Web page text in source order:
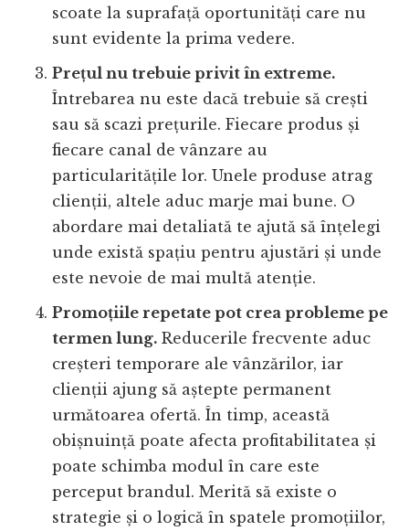
scoate la suprafață oportunități care nu
sunt evidente la prima vedere.
Prețul nu trebuie privit în extreme.
Întrebarea nu este dacă trebuie să crești
sau să scazi prețurile. Fiecare produs și
fiecare canal de vânzare au
particularitățile lor. Unele produse atrag
clienții, altele aduc marje mai bune. O
abordare mai detaliată te ajută să înțelegi
unde există spațiu pentru ajustări și unde
este nevoie de mai multă atenție.
Promoțiile repetate pot crea probleme pe
termen lung. Reducerile frecvente aduc
creșteri temporare ale vânzărilor, iar
clienții ajung să aștepte permanent
următoarea ofertă. În timp, această
obișnuință poate afecta profitabilitatea și
poate schimba modul în care este
perceput brandul. Merită să existe o
strategie și o logică în spatele promoțiilor,